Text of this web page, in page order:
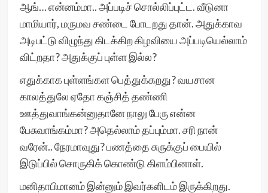
ஆங்… என்னம்மா.. அப்படிச் சொல்லிப்புட்ட. வீடுனா
மாமியார், மருமவ சண்டை போடறது தான். அதுக்காவ
அடிபட்டு விழுந்து கிடக்கிற கிழவியை அப்படியெல்லாம்
விட்றதா? அதுக்குப் புள்ள இல்ல?
எதுக்காக புள்ளங்கள பெத்துக்கறது? வயசான
காலத்துலே ஏதோ கஞ்சித் தண்ணி
ஊத்துவாங்கன்னுதானே நாலு பேரு என்ன
பேசுவாங்கம்மா? அதெல்லாம் தப்பும்மா. சரி நான்
வரேன்.. நேரமாவுது? பணத்தை சுருக்குப் பையில்
இடுப்பில் சொருகிக் கொண்டு கிளம்பினாள்.
மனிதாபிமானம் இன்னும் இவர்களிடம் இருக்கிறது.